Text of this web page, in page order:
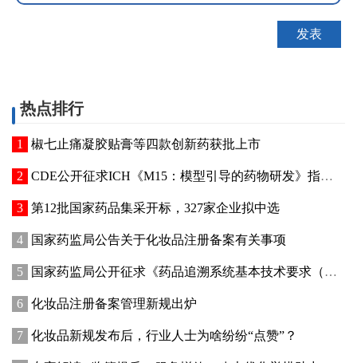
热点排行
椒七止痛凝胶贴膏等四款创新药获批上市
CDE公开征求ICH《M15：模型引导的药物研发》指导原则实施建议和中文翻译稿意见
第12批国家药品集采开标，327家企业拟中选
国家药监局公告关于化妆品注册备案有关事项
国家药监局公开征求《药品追溯系统基本技术要求（修订征求意见稿）》意见
化妆品注册备案管理新规出炉
化妆品新规发布后，行业人士为啥纷纷“点赞”？